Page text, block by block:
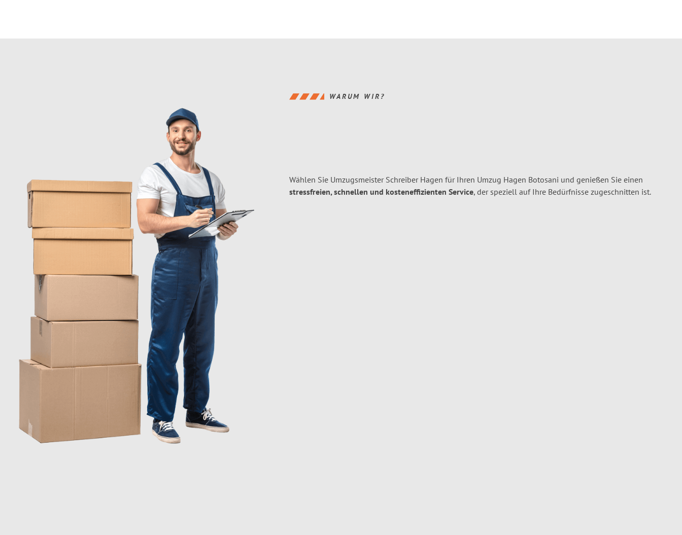
WARUM WIR?
Wählen Sie Umzugsmeister Schreiber Hagen für Ihren Umzug Hagen Botosani und genießen Sie einen
stressfreien, schnellen und kosteneffizienten Service, der speziell auf Ihre Bedürfnisse zugeschnitten ist.